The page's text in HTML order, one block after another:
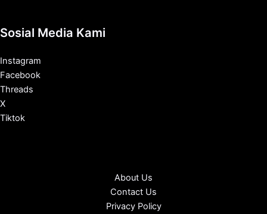
Sosial Media Kami
Instagram
Facebook
Threads
X
Tiktok
About Us
Contact Us
Privacy Policy